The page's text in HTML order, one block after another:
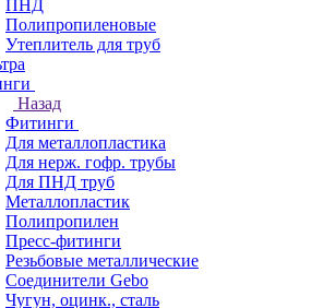
ПНД
Полипропиленовые
Утеплитель для труб
Назад
Фитинги
Для металлопластика
Для нерж. гофр. трубы
Для ПНД труб
Металлопластик
Полипропилен
Пресс-фитинги
Резьбовые металлические
Соединители Gebo
Чугун, оцинк., сталь